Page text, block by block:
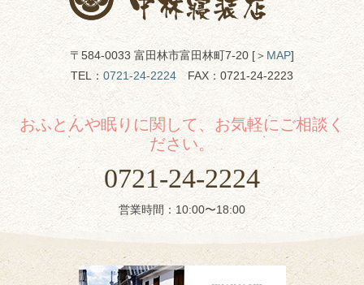
〒584-0033 富田林市富田林町7-20 [＞ MAP]
TEL： 0721-24-2224 FAX：0721-24-2223
おふとんや眠りに関して、お気軽にご相談く
ださい。
0721-24-2224
営業時間：10:00〜18:00